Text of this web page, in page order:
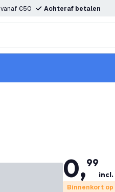
vanaf €50 Achteraf betalen
0,99
Binnenkort